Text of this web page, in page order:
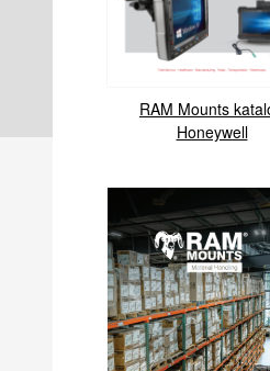
RAM Mounts
Honeywell